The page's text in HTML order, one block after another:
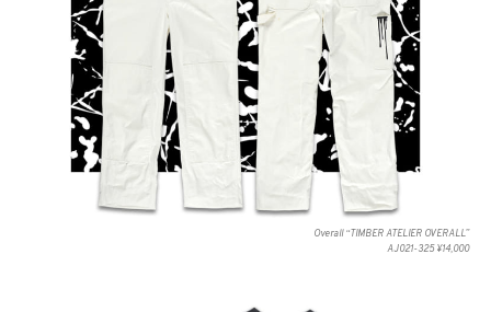
Overall “TIMBER ATELIER OVERALL”
AJ021-325 ¥14,000